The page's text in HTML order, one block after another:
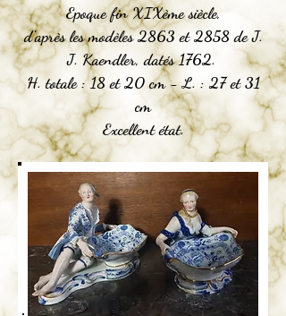
Epoque fin XIXème siècle,
d'après les modèles 2863 et 2858 de J.
J. Kaendler, datés 1762.
H. totale : 18 et 20 cm - L. : 27 et 31
cm
Excellent état.